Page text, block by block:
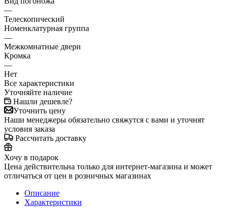
—
Телескопический
Номенклатурная группа
—
Межкомнатные двери
Кромка
—
Нет
Все характеристики
Уточняйте наличие
Нашли дешевле?
Уточнить цену
Наши менеджеры обязательно свяжутся с вами и уточнят
условия заказа
Рассчитать доставку
Хочу в подарок
Цена действительна только для интернет-магазина и может
отличаться от цен в розничных магазинах
Описание
Характеристики